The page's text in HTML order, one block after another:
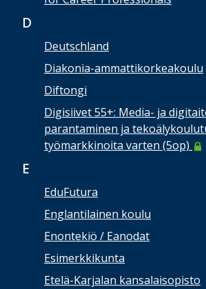
D
Deutschland
Diakonia-ammattikorkeakoulu
Diftongi
Digisiivet 55+: Media- ja
parantaminen ja
työmarkkinoita varten (5op)
E
EduFutura
Englantilainen koulu
Enontekiö / Eanodat
Esimerkkikunta
Etelä-Karjalan kansalaisopisto